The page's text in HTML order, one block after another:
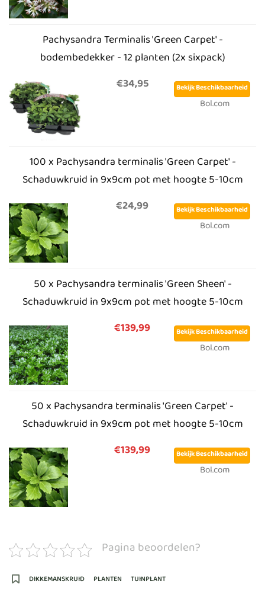
Pachysandra Terminalis 'Green Carpet' -
bodembedekker - 12 planten (2x sixpack)
€34,95
Bekijk Beschikbaarheid
Bol.com
100 x Pachysandra terminalis 'Green Carpet' -
Schaduwkruid in 9x9cm pot met hoogte 5-10cm
€24,99
Bekijk Beschikbaarheid
Bol.com
50 x Pachysandra terminalis 'Green Sheen' -
Schaduwkruid in 9x9cm pot met hoogte 5-10cm
€139,99
Bekijk Beschikbaarheid
Bol.com
50 x Pachysandra terminalis 'Green Carpet' -
Schaduwkruid in 9x9cm pot met hoogte 5-10cm
€139,99
Bekijk Beschikbaarheid
Bol.com
Pagina beoordelen?
DIKKEMANSKRUID PLANTEN TUINPLANT